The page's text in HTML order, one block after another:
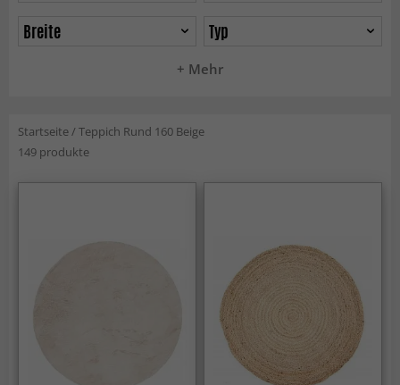
+ Mehr
Breite
Typ
Startseite/Teppich Rund 160 Beige
149 produkte